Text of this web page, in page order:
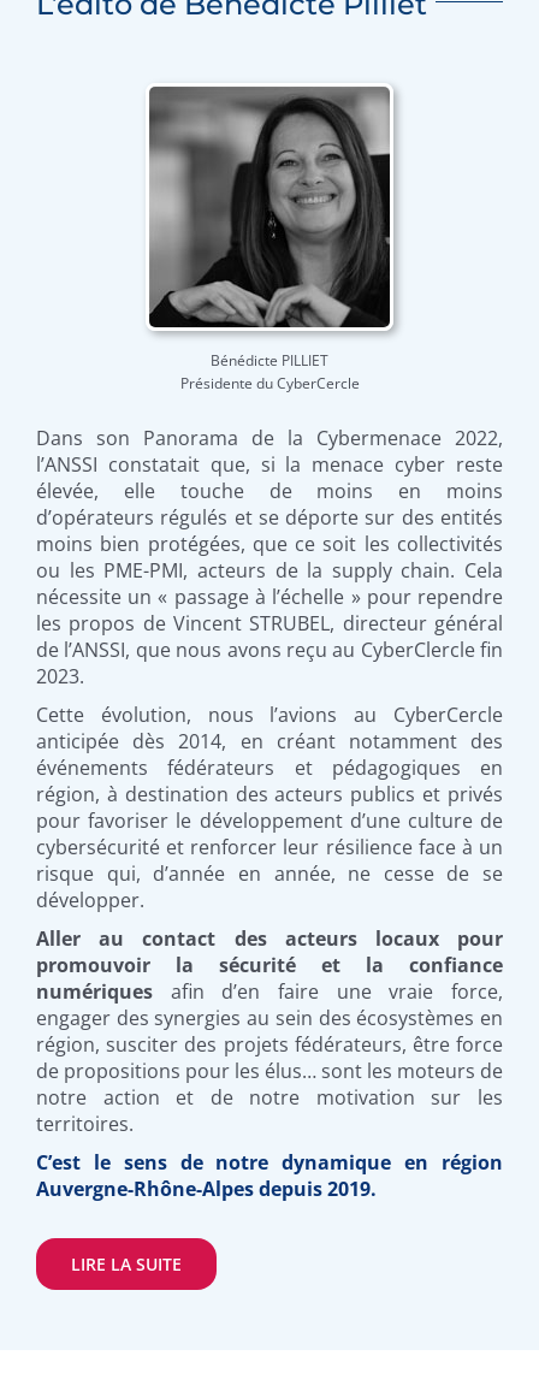
Bénédicte PILLIET
Présidente du CyberCercle
Dans son Panorama de la Cybermenace 2022,
l’ANSSI constatait que, si la menace cyber reste
élevée, elle touche de moins en moins
d’opérateurs régulés et se déporte sur des entités
moins bien protégées, que ce soit les collectivités
ou les PME-PMI, acteurs de la supply chain. Cela
nécessite un « passage à l’échelle » pour rependre
les propos de Vincent STRUBEL, directeur général
de l’ANSSI, que nous avons reçu au CyberClercle fin
2023.
Cette évolution, nous l’avions au CyberCercle
anticipée dès 2014, en créant notamment des
événements fédérateurs et pédagogiques en
région, à destination des acteurs publics et privés
pour favoriser le développement d’une culture de
cybersécurité et renforcer leur résilience face à un
risque qui, d’année en année, ne cesse de se
développer.
Aller au contact des acteurs locaux pour
promouvoir la sécurité et la confiance
numériquesafin d’en faire une vraie force,
engager des synergies au sein des écosystèmes en
région, susciter des projets fédérateurs, être force
de propositions pour les élus… sont les moteurs de
notre action et de notre motivation sur les
territoires.
C’est le sens de notre dynamique en région
Auvergne-Rhône-Alpes depuis 2019.
LIRE LA SUITE